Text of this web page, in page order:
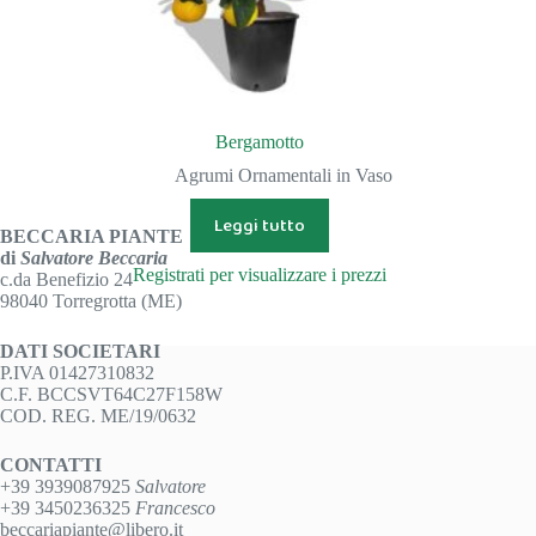
Bergamotto
Agrumi Ornamentali in Vaso
Leggi tutto
Registrati per visualizzare i prezzi
BECCARIA PIANTE
di Salvatore Beccaria
c.da Benefizio 24
98040 Torregrotta (ME)
DATI SOCIETARI
P.IVA 01427310832
C.F. BCCSVT64C27F158W
COD. REG. ME/19/0632
CONTATTI
+39 3939087925 Salvatore
+39 3450236325 Francesco
beccariapiante@libero.it